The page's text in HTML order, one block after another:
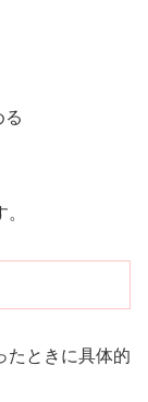
る
たときに具体的